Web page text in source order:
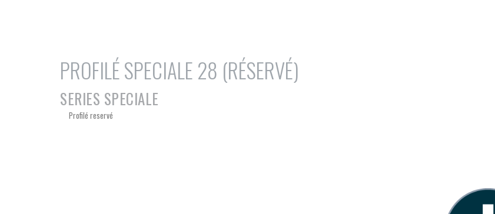
PROFILÉ SPECIALE 28 (RÉSERVÉ)
SERIES SPECIALE
Profilé reservé